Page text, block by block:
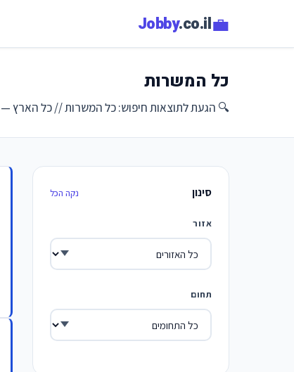
💼
Jobby.co.il
כל המשרות
🔍 הגעת לתוצאות חיפוש: כל המשרות // כל הארץ — 2,044 משרות נמצאו עבורך
סינון נקה הכל
אזור
תחום